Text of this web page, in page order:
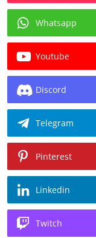
Whatsapp
Youtube
Discord
Telegram
Pinterest
Linkedin
Twitch